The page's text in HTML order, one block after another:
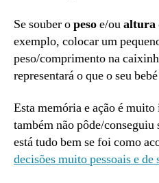
Se souber opesoe/oualtura
exemplo, colocar um
peso/comprimento na
representará o que o seu
Esta memória e ação é
também não pôde/
está tudo bem se foi como
decisões muito pessoais e